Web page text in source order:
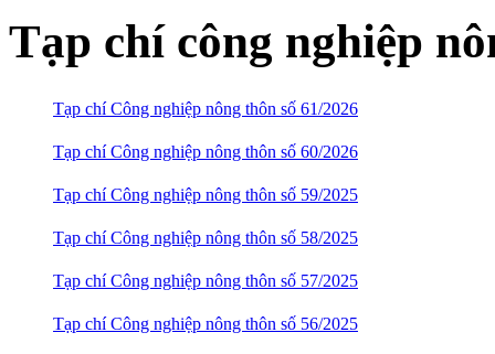
Tạp chí công nghiệp
Tạp chí Công nghiệp nông thôn số 61/2026
Tạp chí Công nghiệp nông thôn số 60/2026
Tạp chí Công nghiệp nông thôn số 59/2025
Tạp chí Công nghiệp nông thôn số 58/2025
Tạp chí Công nghiệp nông thôn số 57/2025
Tạp chí Công nghiệp nông thôn số 56/2025